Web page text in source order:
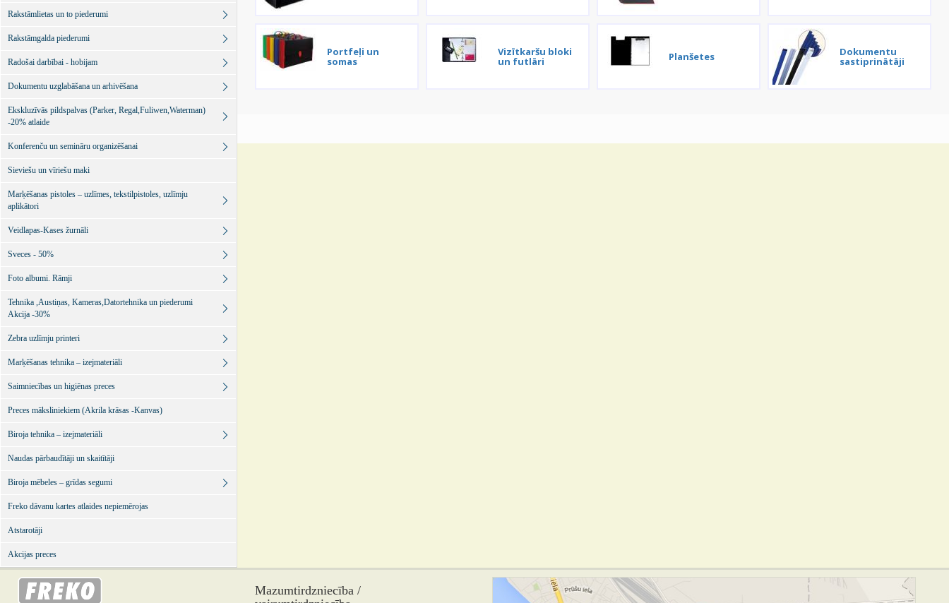
Portfeļi un
somas
Vizītkaršu bloki
un futlāri Planšetes Dokumentu
sastiprinātāji
Rakstāmlietas un to piederumi
Rakstāmgalda piederumi
Radošai darbībai - hobijam
Dokumentu uzglabāšana un arhivēšana
Ekskluzīvās pildspalvas (Parker, Regal,Fuliwen,Waterman)
-20% atlaide
Konferenču un semināru organizēšanai
Sieviešu un vīriešu maki
Marķēšanas pistoles – uzlīmes, tekstilpistoles, uzlīmju
aplikātori
Veidlapas-Kases žurnāli
Sveces - 50%
Foto albumi. Rāmji
Tehnika ,Austiņas, Kameras,Datortehnika un piederumi
Akcija -30%
Zebra uzlīmju printeri
Marķēšanas tehnika – izejmateriāli
Saimniecības un higiēnas preces
Preces māksliniekiem (Akrila krāsas -Kanvas)
Biroja tehnika – izejmateriāli
Naudas pārbaudītāji un skaitītāji
Biroja mēbeles – grīdas segumi
Freko dāvanu kartes atlaides nepiemērojas
Atstarotāji
Akcijas preces
Mazumtirdzniecība /